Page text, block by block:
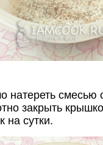
натереть смесью
закрыть
на сутки.